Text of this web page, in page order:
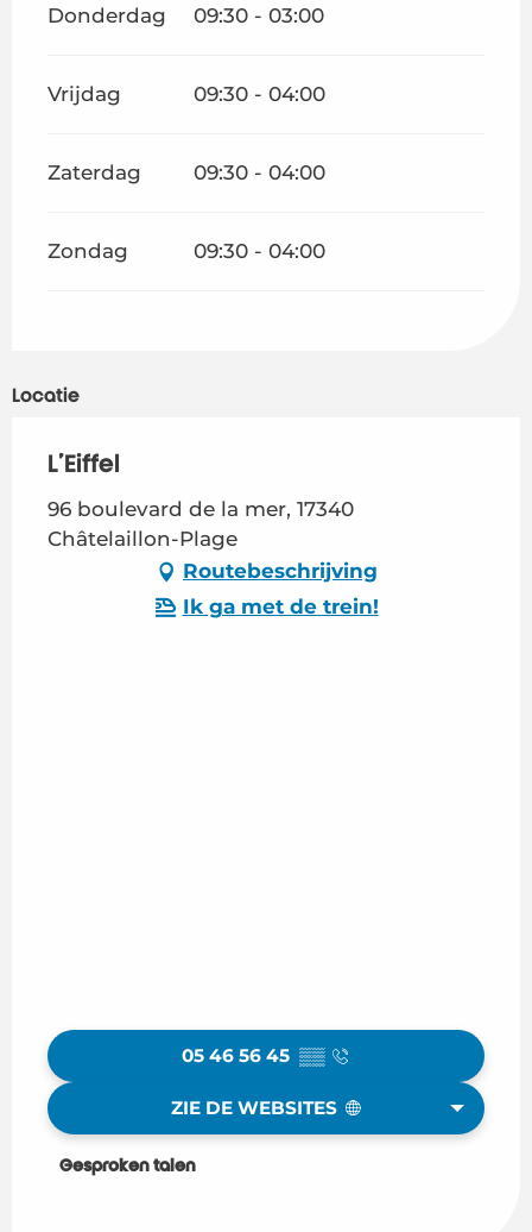
Donderdag 09:30 - 03:00
Vrijdag 09:30 - 04:00
Zaterdag 09:30 - 04:00
Zondag 09:30 - 04:00
Locatie
L'Eiffel
96 boulevard de la mer, 17340
Châtelaillon-Plage
Routebeschrijving
Ik ga met de trein!
05 46 56 45 ▒▒
ZIE DE WEBSITES
Gesproken talen
Gesproken talen